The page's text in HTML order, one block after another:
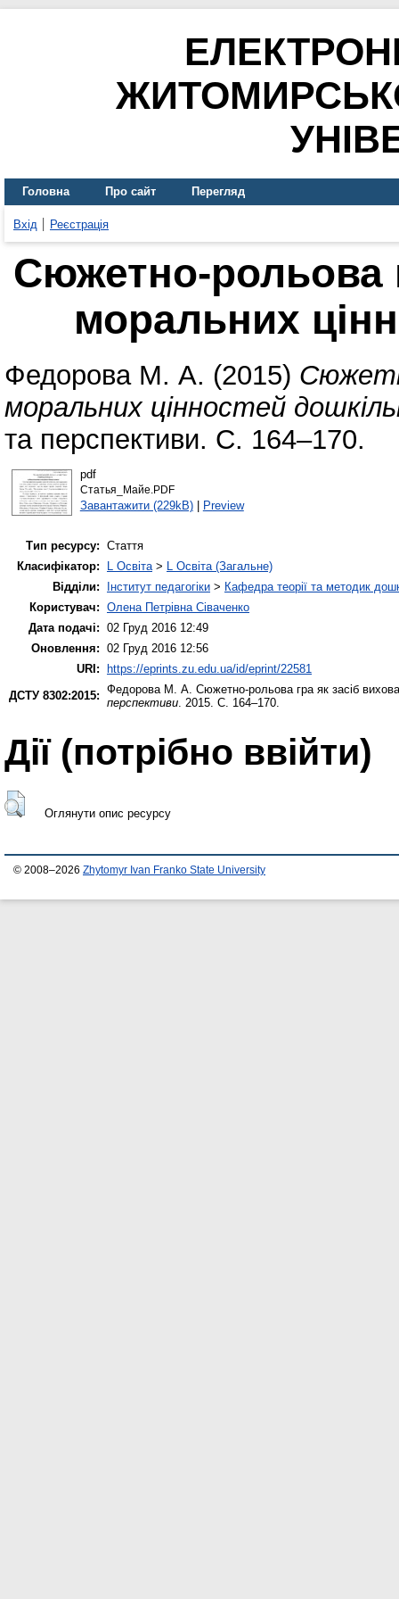
Головна Про сайт Перегляд
Вхід Реєстрація
Сюжетно-рольова
моральних
Федорова М. А. (2015)
моральних цінностей
та перспективи. С. 164–170.
pdf
Статья_Майе.PDF
Завантажити (229kB)| Preview
Тип ресурсу: Стаття
Класифікатор:
L Освіта> L Освіта (Загальне)
Відділи:
Інститут педагогіки > Кафедра теорії та методик
Користувач: Олена Петрівна Сіваченко
Дата подачі: 02 Груд 2016 12:49
Оновлення: 02 Груд 2016 12:56
URI:
https://eprints.zu.edu.ua/id/eprint/22581
ДСТУ 8302:2015: Федорова М. А. Сюжетно-рольова гра як засіб
перспективи. 2015. С. 164–170.
Дії ​​(потрібно ввійти)
Оглянути опис ресурсу
© 2008–2026 Zhytomyr Ivan Franko State University